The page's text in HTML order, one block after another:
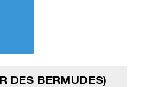
DES BERMUDES)